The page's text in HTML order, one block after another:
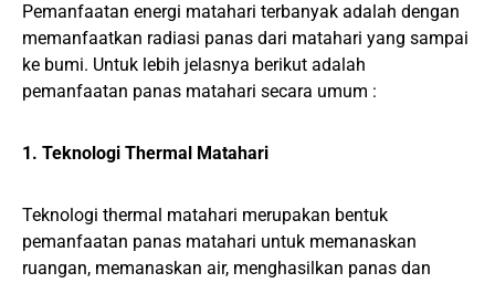
Pemanfaatan energi matahari terbanyak adalah dengan
memanfaatkan radiasi panas dari matahari yang sampai
ke bumi. Untuk lebih jelasnya berikut adalah
pemanfaatan panas matahari secara umum :
1. Teknologi Thermal Matahari
Teknologi thermal matahari merupakan bentuk
pemanfaatan panas matahari untuk memanaskan
ruangan, memanaskan air, menghasilkan panas dan